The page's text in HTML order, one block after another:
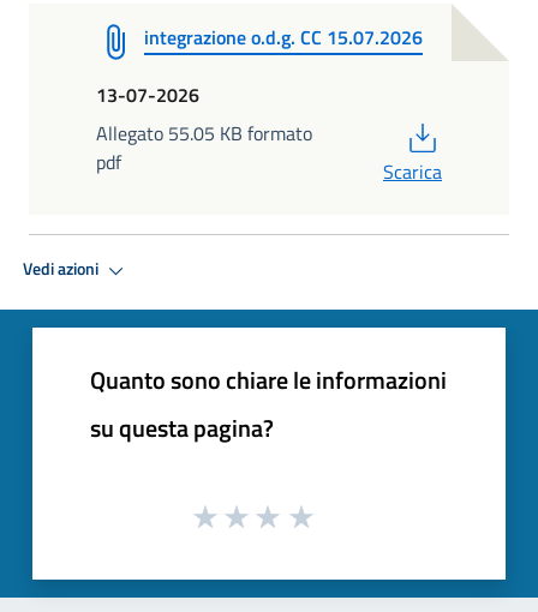
integrazione o.d.g. CC 15.07.2026
13-07-2026
Allegato 55.05 KB formato
pdf
Scarica
Vedi azioni
Quanto sono chiare le informazioni
su questa pagina?